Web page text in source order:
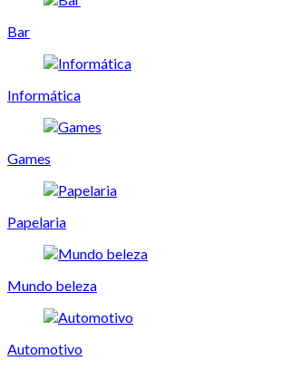
Bar
Informática
Games
Papelaria
Mundo beleza
Automotivo